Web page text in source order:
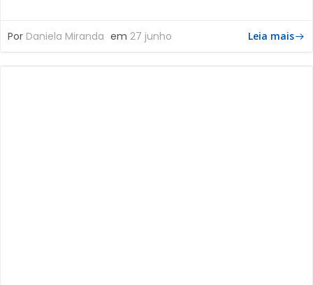
Por Daniela Miranda em 27 junho Leia mais